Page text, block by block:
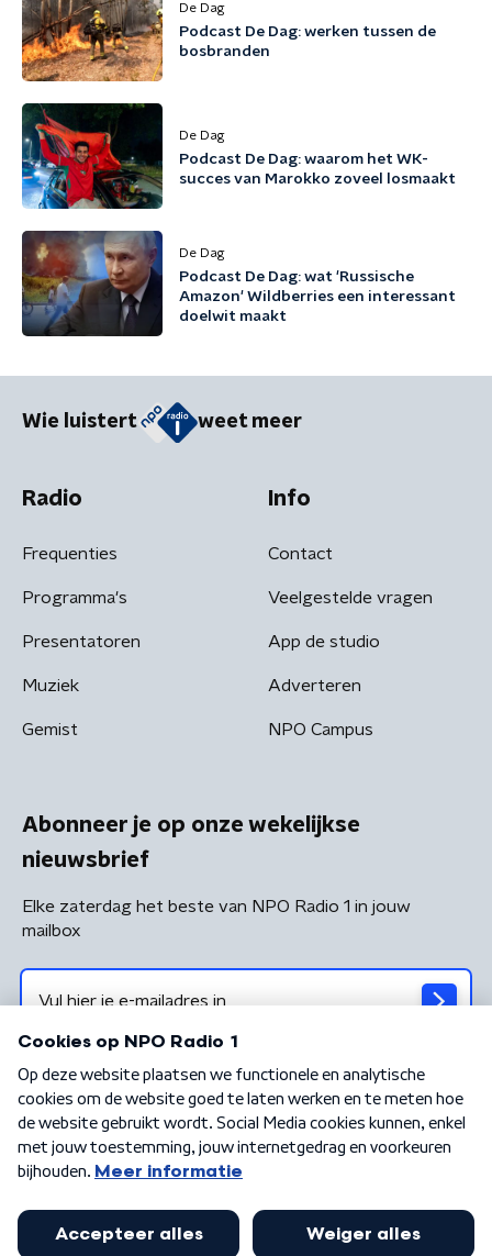
De Dag
Podcast De Dag: werken tussen de
bosbranden
De Dag
Podcast De Dag: waarom het WK-
succes van Marokko zoveel losmaakt
De Dag
Podcast De Dag: wat 'Russische
Amazon' Wildberries een interessant
doelwit maakt
Wie luistert weet meer
Radio
Frequenties
Programma's
Presentatoren
Muziek
Gemist
Info
Contact
Veelgestelde vragen
App de studio
Adverteren
NPO Campus
Abonneer je op onze wekelijkse
nieuwsbrief
Elke zaterdag het beste van NPO Radio 1 in jouw
mailbox
Algemene voorwaarden